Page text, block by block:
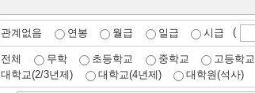
관계없음 연봉 월급 일급 시급 (
전체 무학 초등학교 중학교
고등학교
대학교(2/3년제)
대학교(4년제) 대학원(석사)